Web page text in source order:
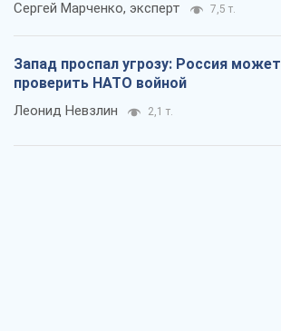
Сергей Марченко, эксперт 7,5 т.
Запад проспал угрозу: Россия может
проверить НАТО войной
Леонид Невзлин 2,1 т.